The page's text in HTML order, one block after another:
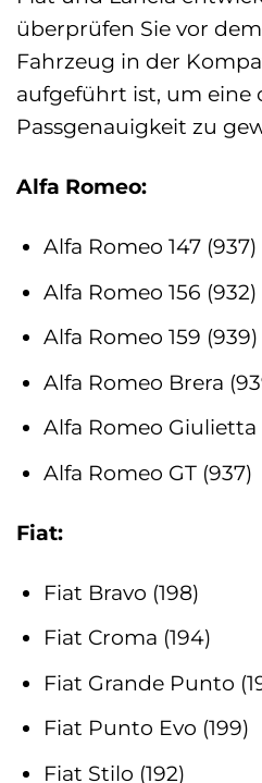
überprüfen Sie vor
Fahrzeug in der
aufgeführt ist, um eine
Passgenauigkeit zu
Alfa Romeo:
Alfa Romeo 147 (937)
Alfa Romeo 156 (932)
Alfa Romeo 159 (939)
Alfa Romeo Brera
Alfa Romeo Giulietta
Alfa Romeo GT (937)
Fiat:
Fiat Bravo (198)
Fiat Croma (194)
Fiat Grande Punto
Fiat Punto Evo (199)
Fiat Stilo (192)